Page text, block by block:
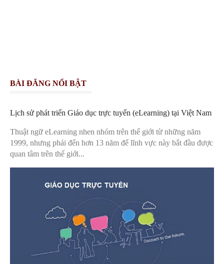
BÀI ĐĂNG NỔI BẬT
Lịch sử phát triển Giáo dục trực tuyến (eLearning) tại Việt Nam
Thuật ngữ eLearning nhen nhóm trên thế giới từ những năm
1999, nhưng phải đến hơn 13 năm để lĩnh vực này bắt đầu được
quan tâm trên thế giới...